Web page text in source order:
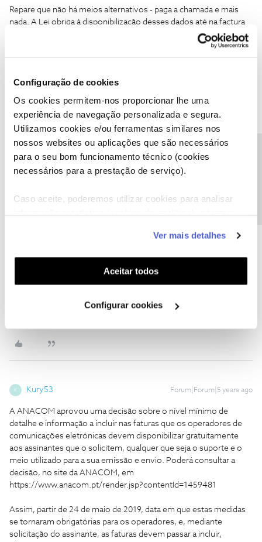
Configuração de cookies
Os cookies permitem-nos proporcionar lhe uma
experiência de navegação personalizada e segura.
Utilizamos cookies e/ou ferramentas similares nos
nossos websites ou aplicações que são necessários
para o seu bom funcionamento técnico (cookies
necessários para a prestação de serviço).
Caso aceite, poderemos utilizar cookies para analisar
funcionalidades (cookies de personalização e
funcionalidade) e adaptar anúncios aos seus interesses
(cookies de publicidade personalizada). Pode gerir a
utilização dos cookies clicando em "Configurar
Ver mais detalhes
Aceitar todos
Configurar cookies
Repare que não há meios alternativos - paga a chamada e mais
nada. A Lei obriga à disponibilização desses dados até na factura
mensal, mas esta gente, que não é gente de bem, actua desta
forma. Esconde-se atrás de números de telefone pagos -
Bem, tem outra alternativa - deslocar-se pessoalmente a uma loja
nozinha, esperar, ser mal atendido por pessoas pouco
simpáticas, muitas vezes, mal informadas ...
Forum|Forum|6 years ago
, vamos ajudá-la! Pedimos que nos envie o seu
privada, por favor.
Ajude a comunidade a encontrar informação relevante. Marque
K Kury53 Forum|Forum|5 years ago
A ANACOM aprovou uma decisão sobre o nível mínimo de
detalhe e informação a incluir nas faturas que os operadores de
comunicações eletrónicas devem disponibilizar gratuitamente
aos assinantes que o solicitem, qualquer que seja o suporte e o
meio utilizado para a sua emissão e envio. Poderá consultar a
decisão, no site da ANACOM, em
https://www.anacom.pt/render.jsp?contentId=1459481
Assim, partir de 24 de maio de 2019, data em que estas medidas
se tornaram obrigatórias para os operadores, e, mediante
solicitação do assinante, as faturas devem passar a incluir,